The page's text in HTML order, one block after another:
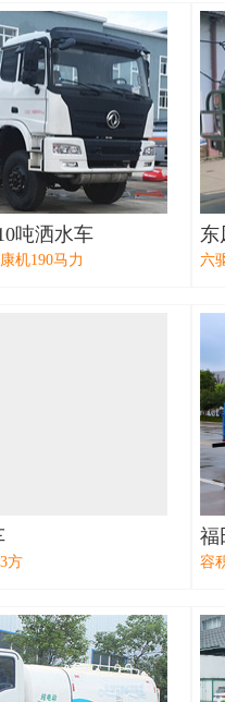
吨洒水车
机190马力
东
六
方
福
容